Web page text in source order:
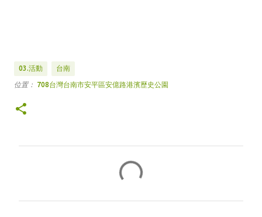
03.活動 台南
位置： 708台灣台南市安平區安億路港濱歷史公園